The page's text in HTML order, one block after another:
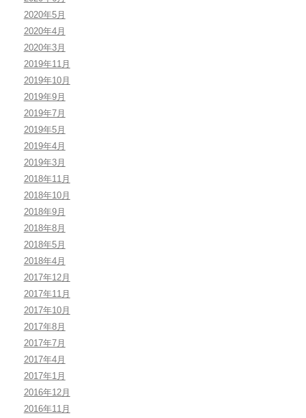
2020年5月
2020年4月
2020年3月
2019年11月
2019年10月
2019年9月
2019年7月
2019年5月
2019年4月
2019年3月
2018年11月
2018年10月
2018年9月
2018年8月
2018年5月
2018年4月
2017年12月
2017年11月
2017年10月
2017年8月
2017年7月
2017年4月
2017年1月
2016年12月
2016年11月